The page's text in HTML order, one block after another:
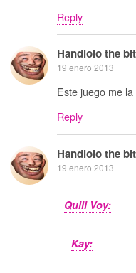
Reply
Handlolo the
19 enero 2013
Este juego me la
Reply
Handlolo the
19 enero 2013
Quill Voy:
Kay: